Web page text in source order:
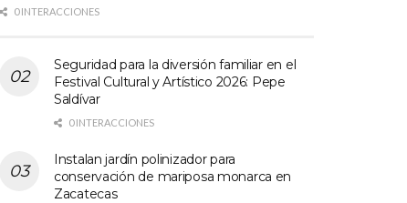
0 INTERACCIONES
Seguridad para la diversión familiar en el
Festival Cultural y Artístico 2026: Pepe
Saldívar
0 INTERACCIONES
Instalan jardín polinizador para
conservación de mariposa monarca en
Zacatecas